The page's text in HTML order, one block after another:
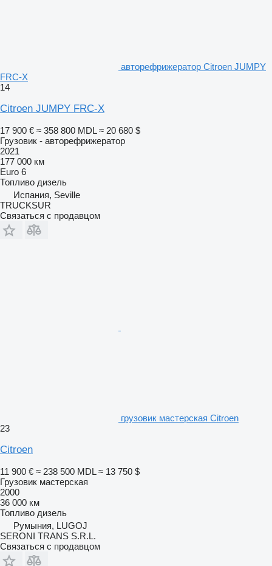
авторефрижератор Citroen JUMPY
FRC-X
14
Citroen JUMPY FRC-X
17 900 € ≈ 358 800 MDL ≈ 20 680 $
Грузовик - авторефрижератор
2021
177 000 км
Euro 6
Топливо дизель
Испания, Seville
TRUCKSUR
Связаться с продавцом
грузовик мастерская Citroen
23
Citroen
11 900 € ≈ 238 500 MDL ≈ 13 750 $
Грузовик мастерская
2000
36 000 км
Топливо дизель
Румыния, LUGOJ
SERONI TRANS S.R.L.
Связаться с продавцом